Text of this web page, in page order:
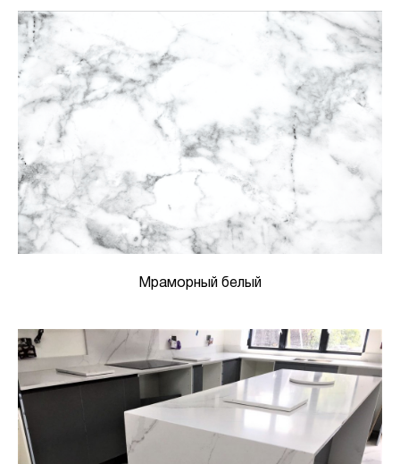
Мраморный белый